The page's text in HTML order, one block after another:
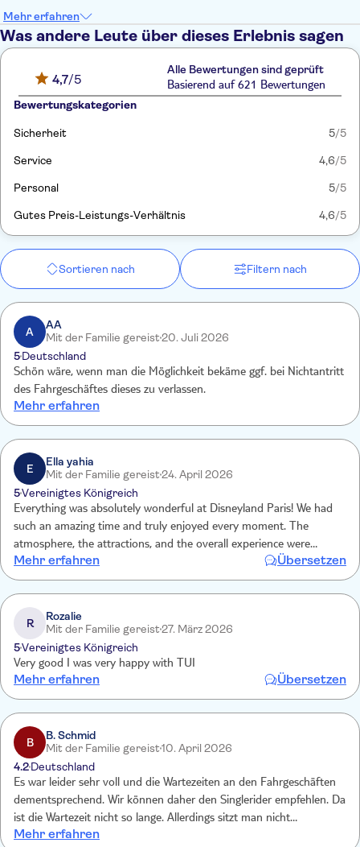
Mehr erfahren
Was andere Leute über dieses Erlebnis sagen
4,7/5
Alle Bewertungen sind geprüft
Basierend auf 621 Bewertungen
Bewertungskategorien
Sicherheit 5/5
Service 4,6/5
Personal 5/5
Gutes Preis-Leistungs-Verhältnis 4,6/5
Sortieren nach Filtern nach
A
AA
Mit der Familie gereist20. Juli 2026
5Deutschland
Schön wäre, wenn man die Möglichkeit bekäme ggf. bei Nichtantritt
des Fahrgeschäftes dieses zu verlassen.
Mehr erfahren
E
Ella yahia
Mit der Familie gereist24. April 2026
5Vereinigtes Königreich
Everything was absolutely wonderful at Disneyland Paris! We had
such an amazing time and truly enjoyed every moment. The
atmosphere, the attractions, and the overall experience were
fantastic. Thank you for making our visit so special—we really
loved it!💐
Mehr erfahren Übersetzen
R
Rozalie
Mit der Familie gereist27. März 2026
5Vereinigtes Königreich
Very good I was very happy with TUI
Mehr erfahren Übersetzen
B
B. Schmid
Mit der Familie gereist10. April 2026
4.2Deutschland
Es war leider sehr voll und die Wartezeiten an den Fahrgeschäften
dementsprechend. Wir können daher den Singlerider empfehlen. Da
ist die Wartezeit nicht so lange. Allerdings sitzt man nicht
zusammen. In den späteren Stunden wurde es mit den Wartezeiten
Mehr erfahren